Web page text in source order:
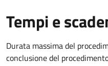
Tempi e
Durata massima del
conclusione del